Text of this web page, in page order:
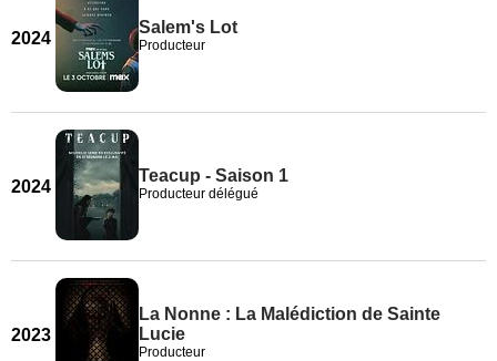
2024
Salem's Lot
Producteur
2024
Teacup - Saison 1
Producteur délégué
2023
La Nonne : La Malédiction de Sainte
Lucie
Producteur